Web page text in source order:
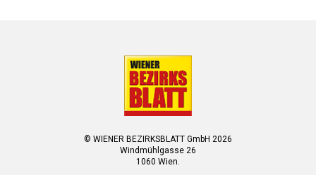
© WIENER BEZIRKSBLATT GmbH 2026
Windmühlgasse 26
1060 Wien.